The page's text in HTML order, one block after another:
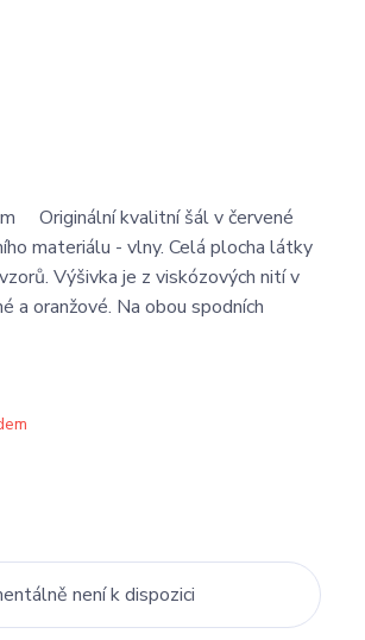
Originální kvalitní šál v červené
materiálu - vlny. Celá plocha látky
Výšivka je z viskózových nití v
a oranžové. Na obou spodních
není k dispozici